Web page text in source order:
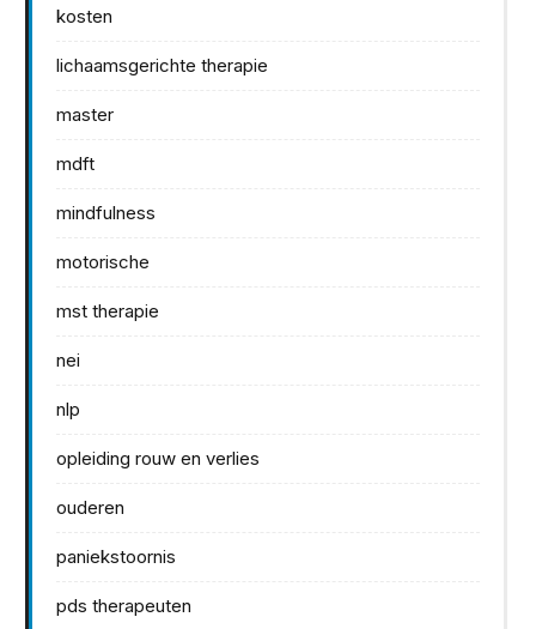
kosten
lichaamsgerichte therapie
master
mdft
mindfulness
motorische
mst therapie
nei
nlp
opleiding rouw en verlies
ouderen
paniekstoornis
pds therapeuten